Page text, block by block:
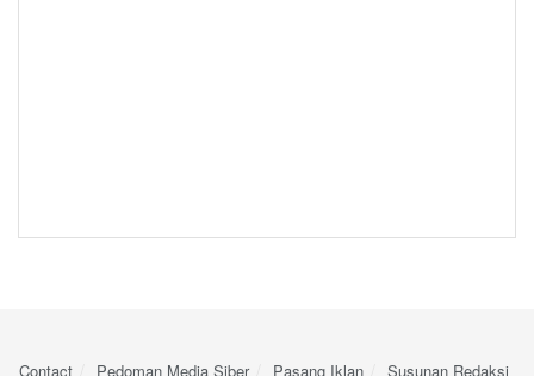
Contact Pedoman Media Siber Pasang Iklan Susunan Redaksi